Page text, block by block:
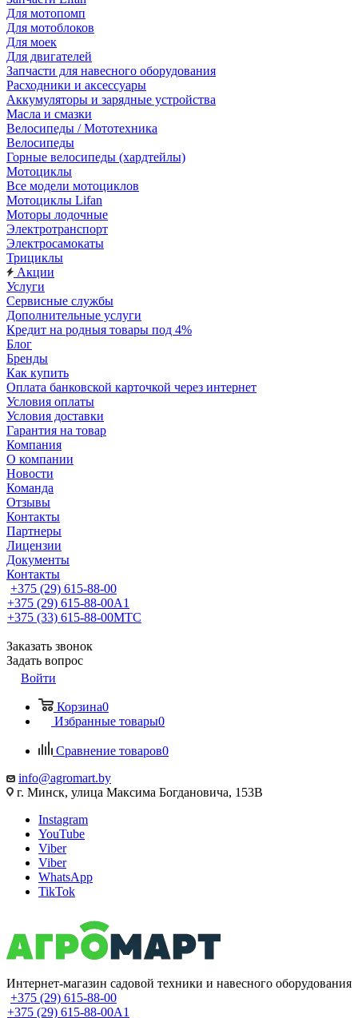
Для мотопомп
Для мотоблоков
Для моек
Для двигателей
Запчасти для навесного оборудования
Расходники и аксессуары
Аккумуляторы и зарядные устройства
Масла и смазки
Велосипеды / Мототехника
Велосипеды
Горные велосипеды (хардтейлы)
Мотоциклы
Все модели мотоциклов
Мотоциклы Lifan
Моторы лодочные
Электротранспорт
Электросамокаты
Трициклы
Акции
Услуги
Сервисные службы
Дополнительные услуги
Кредит на родныя товары под 4%
Блог
Бренды
Как купить
Оплата банковской карточкой через интернет
Условия оплаты
Условия доставки
Гарантия на товар
Компания
О компании
Новости
Команда
Отзывы
Контакты
Партнеры
Лицензии
Документы
Контакты
+375 (29) 615-88-00
+375 (29) 615-88-00A1
+375 (33) 615-88-00МТС
Заказать звонок
Задать вопрос
Войти
Корзина0
Избранные товары0
Сравнение товаров0
info@agromart.by
г. Минск, улица Максима Богдановича, 153В
Instagram
YouTube
Viber
Viber
WhatsApp
TikTok
Интернет-магазин садовой техники и навесного оборудования
+375 (29) 615-88-00
+375 (29) 615-88-00A1